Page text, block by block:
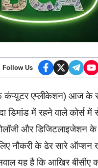
Follow Us
एप्लीकेशन) आज के
डिमांड में रहने वाले कोर्स
और डिजिटलाइजेशन के
नौकरी के ढेर सारे ऑप्शन
यह है कि आखिर बीसीए